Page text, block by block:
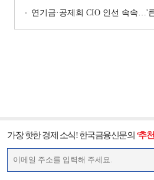
연기금·공제회 CIO 인선 속속…'큰
가장 핫한 경제 소식! 한국금융신문의 ‘추